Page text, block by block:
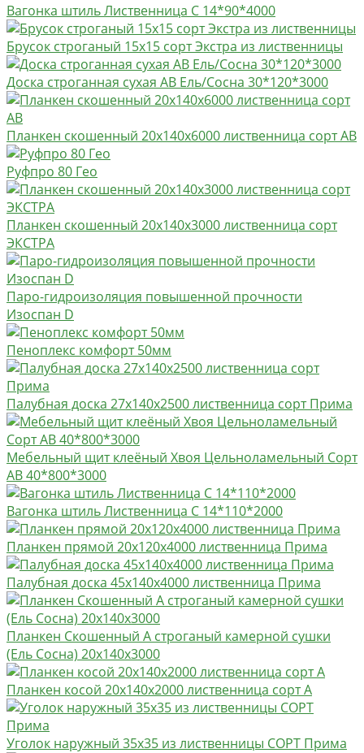
Вагонка штиль Лиственница C 14*90*4000
Брусок строганый 15х15 сорт Экстра из лиственницы
Доска строганная сухая АВ Ель/Сосна 30*120*3000
Планкен скошенный 20х140х6000 лиственница сорт АВ
Руфпро 80 Гео
Планкен скошенный 20х140х3000 лиственница сорт
ЭКСТРА
Паро-гидроизоляция повышенной прочности
Изоспан D
Пеноплекс комфорт 50мм
Палубная доска 27х140х2500 лиственница сорт Прима
Мебельный щит клеёный Хвоя Цельноламельный Сорт
AB 40*800*3000
Вагонка штиль Лиственница C 14*110*2000
Планкен прямой 20х120х4000 лиственница Прима
Палубная доска 45х140х4000 лиственница Прима
Планкен Скошенный А строганый камерной сушки
(Ель Сосна) 20х140х3000
Планкен косой 20х140х2000 лиственница сорт А
Уголок наружный 35х35 из лиственницы СОРТ Прима